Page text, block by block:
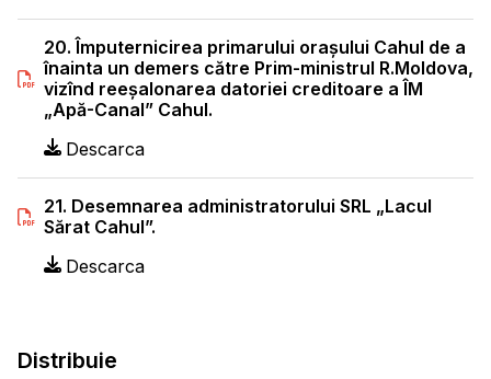
20. Împuternicirea primarului oraşului Cahul de a
înainta un demers către Prim-ministrul R.Moldova,
vizînd reeşalonarea datoriei creditoare a ÎM
„Apă-Canal” Cahul.
Descarca
21. Desemnarea administratorului SRL „Lacul
Sărat Cahul”.
Descarca
Distribuie